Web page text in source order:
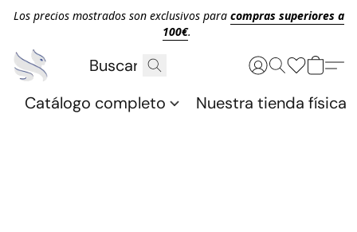
Los precios mostrados son exclusivos para compras superiores a
100€.
Catálogo completo Nuestra tienda física